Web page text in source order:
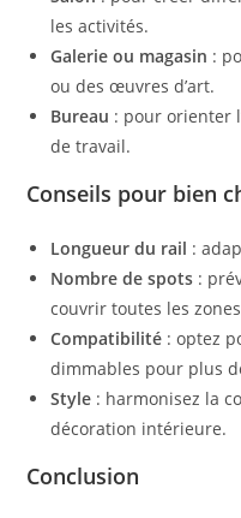
les activités.
Galerie ou magasin :
ou des œuvres d’art.
Bureau : pour orienter
de travail.
Conseils pour bien
Longueur du rail :
Nombre de spots :
couvrir toutes les
Compatibilité : optez
dimmables pour plus
Style : harmonisez la
décoration intérieure.
Conclusion